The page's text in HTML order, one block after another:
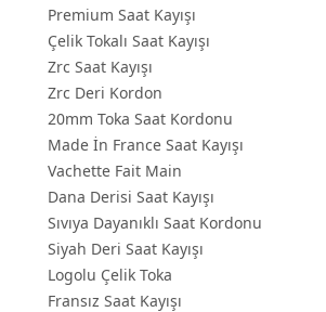
Premium Saat Kayışı
Çelik Tokalı Saat Kayışı
Zrc Saat Kayışı
Zrc Deri Kordon
20mm Toka Saat Kordonu
Made İn France Saat Kayışı
Vachette Fait Main
Dana Derisi Saat Kayışı
Sıvıya Dayanıklı Saat Kordonu
Siyah Deri Saat Kayışı
Logolu Çelik Toka
Fransız Saat Kayışı